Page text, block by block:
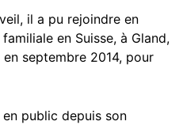
il a pu rejoindre en
en Suisse, à Gland,
septembre 2014, pour
public depuis son